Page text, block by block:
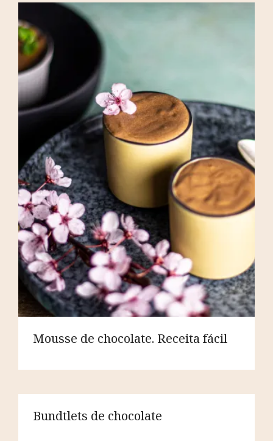
Mousse de chocolate. Receita fácil
Bundtlets de chocolate